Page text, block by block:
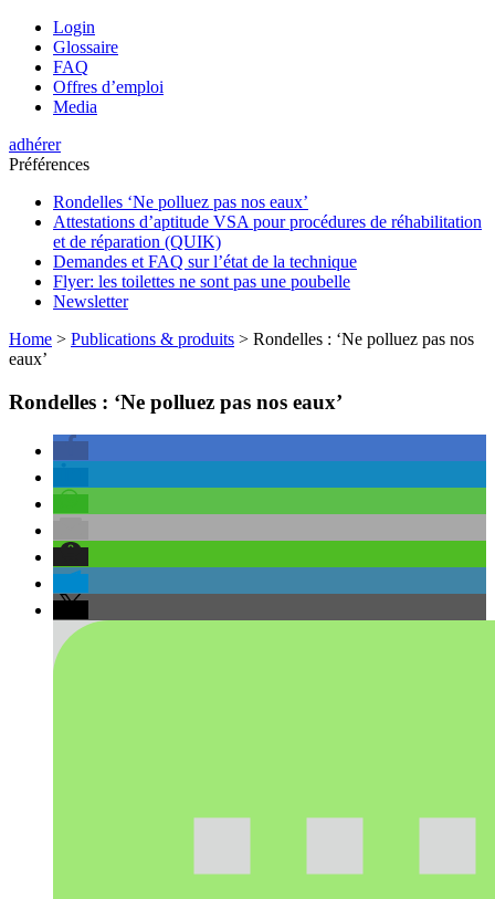
Login
Glossaire
FAQ
Offres d’emploi
Media
adhérer
Préférences
Rondelles ‘Ne polluez pas nos eaux’
Attestations d’aptitude VSA pour procédures de réhabilitation
et de réparation (QUIK)
Demandes et FAQ sur l’état de la technique
Flyer: les toilettes ne sont pas une poubelle
Newsletter
Home > Publications & produits > Rondelles : ‘Ne polluez pas nos
eaux’
Rondelles : ‘Ne polluez pas nos eaux’